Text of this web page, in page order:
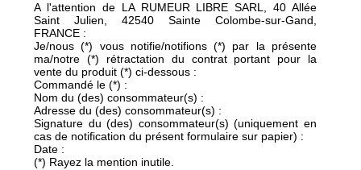
A l'attention de LA RUMEUR LIBRE SARL, 40 Allée
Saint Julien, 42540 Sainte Colombe-sur-Gand,
FRANCE :
Je/nous (*) vous notifie/notifions (*) par la présente
ma/notre (*) rétractation du contrat portant pour la
vente du produit (*) ci-dessous :
Commandé le (*) :
Nom du (des) consommateur(s) :
Adresse du (des) consommateur(s) :
Signature du (des) consommateur(s) (uniquement en
cas de notification du présent formulaire sur papier) :
Date :
(*) Rayez la mention inutile.